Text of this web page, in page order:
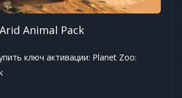
Animal Pack
ключ активации: Planet Zoo: